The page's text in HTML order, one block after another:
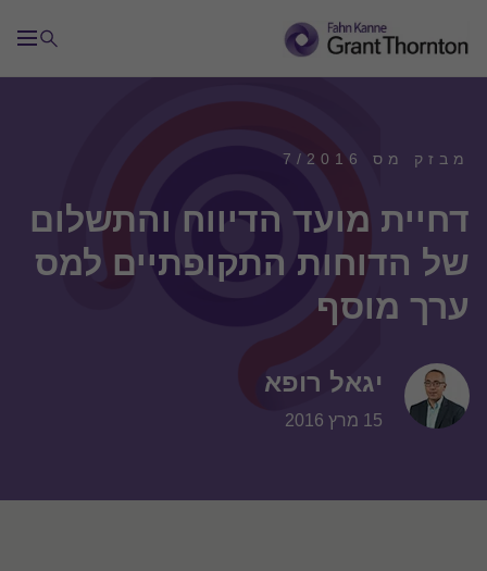
מבזק מס 7/2016
דחיית מועד הדיווח והתשלום
של הדוחות התקופתיים למס
ערך מוסף
יגאל רופא
15 מרץ 2016